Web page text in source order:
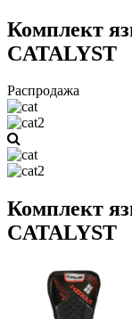
Комплект
CATALYST
Распродажа
Комплект
CATALYST